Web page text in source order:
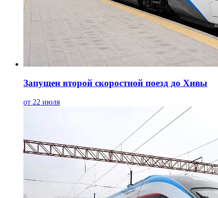
Запущен второй скоростной поезд до Хивы
от 22 июля